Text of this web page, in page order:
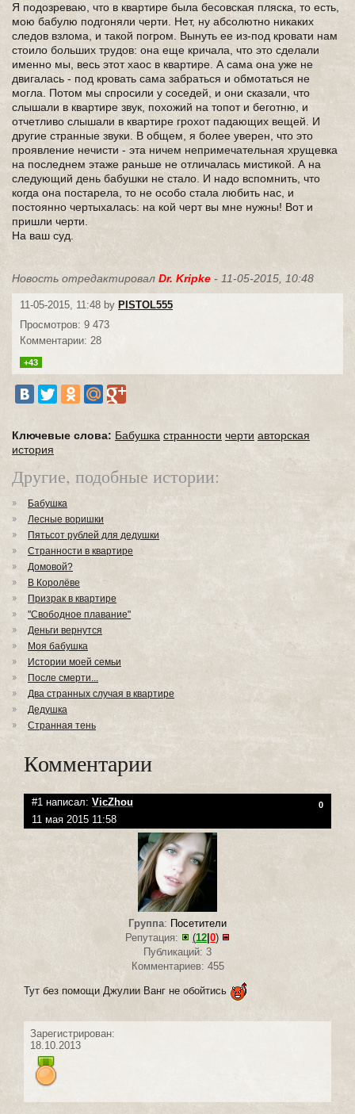
Я подозреваю, что в квартире была бесовская пляска, то есть,
мою бабулю подгоняли черти. Нет, ну абсолютно никаких
следов взлома, и такой погром. Вынуть ее из-под кровати нам
стоило больших трудов: она еще кричала, что это сделали
именно мы, весь этот хаос в квартире. А сама она уже не
двигалась - под кровать сама забраться и обмотаться не
могла. Потом мы спросили у соседей, и они сказали, что
слышали в квартире звук, похожий на топот и беготню, и
отчетливо слышали в квартире грохот падающих вещей. И
другие странные звуки. В общем, я более уверен, что это
проявление нечисти - эта ничем непримечательная хрущевка
на последнем этаже раньше не отличалась мистикой. А на
следующий день бабушки не стало. И надо вспомнить, что
когда она постарела, то не особо стала любить нас, и
постоянно чертыхалась: на кой черт вы мне нужны! Вот и
пришли черти.
На ваш суд.
Новость отредактировал Dr. Kripke - 11-05-2015, 10:48
11-05-2015, 11:48 by PISTOL555
Просмотров: 9 473
Комментарии: 28
+43
Ключевые слова: Бабушка странности черти авторская
история
Другие, подобные истории:
Бабушка
Лесные воришки
Пятьсот рублей для дедушки
Странности в квартире
Домовой?
В Королёве
Призрак в квартире
"Свободное плавание"
Деньги вернутся
Моя бабушка
Истории моей семьи
После смерти...
Два странных случая в квартире
Дедушка
Cтранная тень
Комментарии
#1 написал: VicZhou 0
11 мая 2015 11:58
Группа: Посетители
Репутация:
(12|0)
Публикаций: 3
Комментариев: 455
Тут без помощи Джулии Ванг не обойтись
Зарегистрирован:
18.10.2013